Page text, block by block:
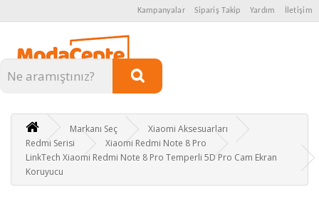
Kampanyalar Sipariş Takip Yardım İletişim
Kategoriler
Markanı Seç
Xiaomi Aksesuarları
Redmi Serisi
Xiaomi Redmi Note 8 Pro
LinkTech Xiaomi Redmi Note 8 Pro Temperli 5D Pro Cam Ekran
Koruyucu